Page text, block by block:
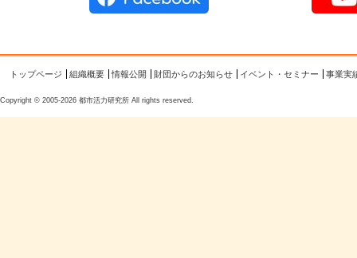
トップページ 組織概要 情報公開 財団からのお知らせ イベント・セミナー 事業実
Copyright © 2005-2026 都市活力研究所 All rights reserved.